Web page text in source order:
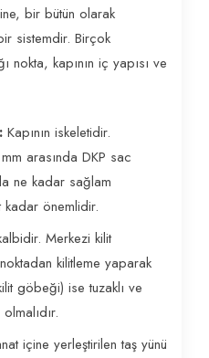
bir bütün olarak
sistemdir. Birçok
nokta, kapının iç yapısı ve
Kapının iskeletidir.
arasında DKP sac
ne kadar sağlam
kadar önemlidir.
Merkezi kilit
kilitleme yaparak
göbeği) ise tuzaklı ve
içine yerleştirilen taş yünü